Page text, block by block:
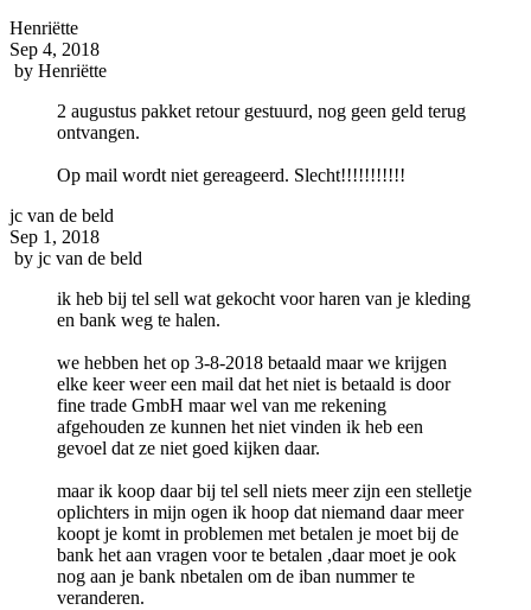
Henriëtte
Sep 4, 2018
by Henriëtte
2 augustus pakket retour gestuurd, nog geen geld terug
ontvangen.
Op mail wordt niet gereageerd. Slecht!!!!!!!!!!!
jc van de beld
Sep 1, 2018
by jc van de beld
ik heb bij tel sell wat gekocht voor haren van je kleding
en bank weg te halen.
we hebben het op 3-8-2018 betaald maar we krijgen
elke keer weer een mail dat het niet is betaald is door
fine trade GmbH maar wel van me rekening
afgehouden ze kunnen het niet vinden ik heb een
gevoel dat ze niet goed kijken daar.
maar ik koop daar bij tel sell niets meer zijn een stelletje
oplichters in mijn ogen ik hoop dat niemand daar meer
koopt je komt in problemen met betalen je moet bij de
bank het aan vragen voor te betalen ,daar moet je ook
nog aan je bank nbetalen om de iban nummer te
veranderen.